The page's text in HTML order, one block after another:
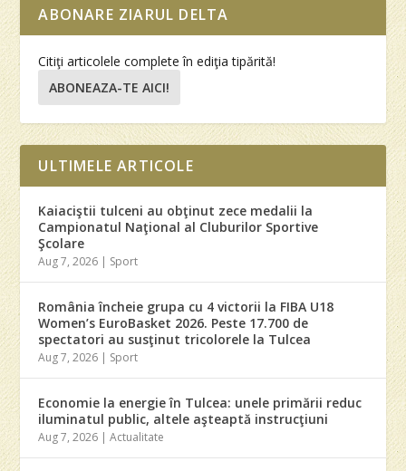
ABONARE ZIARUL DELTA
Citiţi articolele complete în ediţia tipărită!
ABONEAZA-TE AICI!
ULTIMELE ARTICOLE
Kaiaciştii tulceni au obţinut zece medalii la
Campionatul Naţional al Cluburilor Sportive
Şcolare
Aug 7, 2026 | Sport
România încheie grupa cu 4 victorii la FIBA U18
Women’s EuroBasket 2026. Peste 17.700 de
spectatori au susţinut tricolorele la Tulcea
Aug 7, 2026 | Sport
Economie la energie în Tulcea: unele primării reduc
iluminatul public, altele aşteaptă instrucţiuni
Aug 7, 2026 |Actualitate